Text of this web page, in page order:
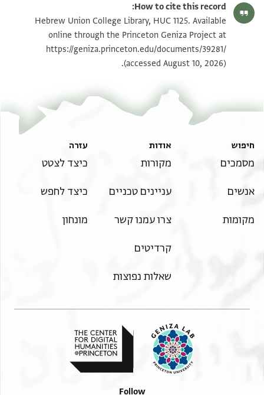
How to cite this record:
Hebrew Union College Library, HUC 1125. Available
online through the Princeton Geniza Project at
https://geniza.princeton.edu/documents/39281/
(accessed August 10, 2026).
חיפוש
מסמכים
אנשים
מקומות
אודות
מקורות
עניינים טכניים
צרו עמנו קשר
קרדיטים
שאלות נפוצות
עזרה
כיצד לצטט
כיצד לחפש
מונחון
Follow